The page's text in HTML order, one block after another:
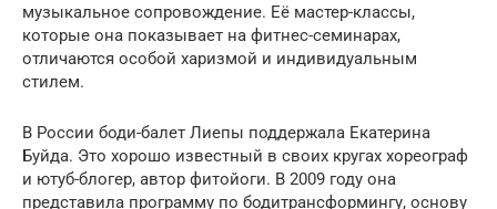
музыкальное сопровождение. Её мастер-классы,
которые она показывает на фитнес-семинарах,
отличаются особой харизмой и индивидуальным
стилем.
В России боди-балет Лиепы поддержала Екатерина
Буйда. Это хорошо известный в своих кругах хореограф
и ютуб-блогер, автор фитойоги. В 2009 году она
представила программу по бодитрансформингу, основу